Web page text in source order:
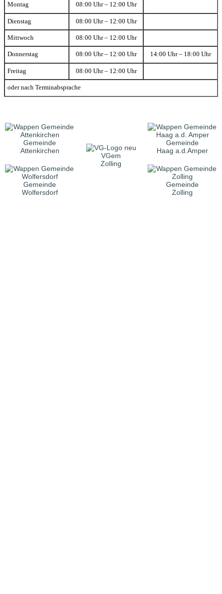
Montag 08:00 Uhr – 12:00 Uhr
Dienstag 08:00 Uhr – 12:00 Uhr
Mittwoch 08:00 Uhr – 12:00 Uhr
Donnerstag 08:00 Uhr – 12:00 Uhr 14:00 Uhr – 18:00 Uhr
Freitag 08:00 Uhr – 12:00 Uhr
oder nach Terminabsprache
Gemeinde
Attenkirchen
VGem
Zolling
Gemeinde
Haag a.d.Amper
Gemeinde
Wolfersdorf
Gemeinde
Zolling